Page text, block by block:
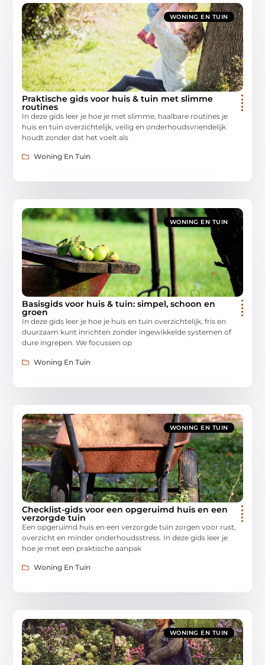
WONING EN TUIN
Praktische gids voor huis & tuin met slimme
routines
In deze gids leer je hoe je met slimme, haalbare routines je
huis en tuin overzichtelijk, veilig en onderhoudsvriendelijk
houdt zonder dat het voelt als
Woning En Tuin
WONING EN TUIN
Basisgids voor huis & tuin: simpel, schoon en
groen
In deze gids leer je hoe je huis en tuin overzichtelijk, fris en
duurzaam kunt inrichten zonder ingewikkelde systemen of
dure ingrepen. We focussen op
Woning En Tuin
WONING EN TUIN
Checklist-gids voor een opgeruimd huis en een
verzorgde tuin
Een opgeruimd huis en een verzorgde tuin zorgen voor rust,
overzicht en minder onderhoudsstress. In deze gids leer je
hoe je met een praktische aanpak
Woning En Tuin
WONING EN TUIN